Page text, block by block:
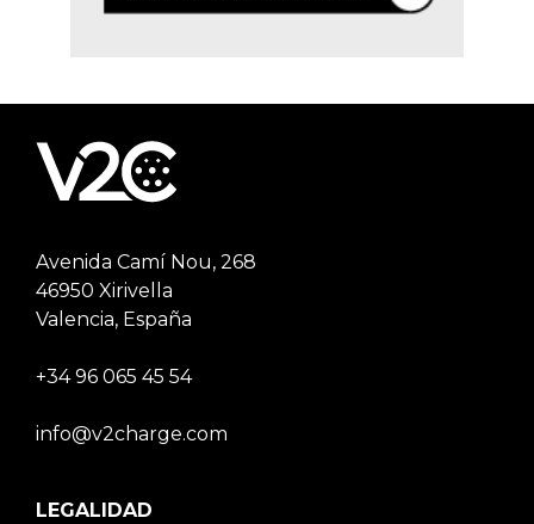
Avenida Camí Nou, 268
46950 Xirivella
Valencia, España
+34 96 065 45 54
info@v2charge.com
LEGALIDAD